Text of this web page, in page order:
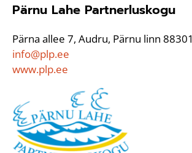
Pärnu Lahe Partnerluskogu
Pärna allee 7, Audru, Pärnu linn 88301
info@plp.ee
www.plp.ee